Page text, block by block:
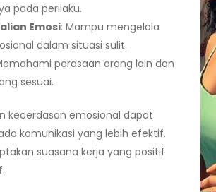
pada perilaku.
Emosi: Mampu mengelola
dalam situasi sulit.
perasaan orang lain dan
sesuai.
kecerdasan emosional dapat
komunikasi yang lebih efektif.
suasana kerja yang positif